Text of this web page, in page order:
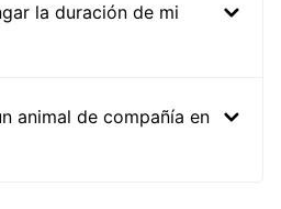
la duración de mi
animal de compañía en